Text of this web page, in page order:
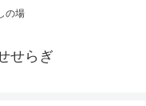
の場
せらぎ